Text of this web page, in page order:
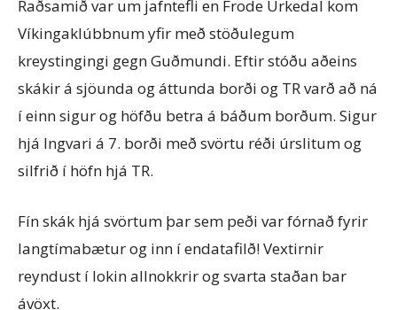
Raðsamið var um jafntefli en Frode Urkedal kom
Víkingaklúbbnum yfir með stöðulegum
kreystingingi gegn Guðmundi. Eftir stóðu aðeins
skákir á sjöunda og áttunda borði og TR varð að ná
í einn sigur og höfðu betra á báðum borðum. Sigur
hjá Ingvari á 7. borði með svörtu réði úrslitum og
silfrið í höfn hjá TR.
Fín skák hjá svörtum þar sem peði var fórnað fyrir
langtímabætur og inn í endatafilð! Vextirnir
reyndust í lokin allnokkrir og svarta staðan bar
ávöxt.